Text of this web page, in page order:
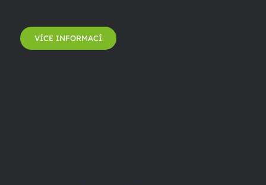
VÍCE INFORMACÍ